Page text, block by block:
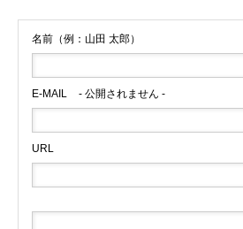
名前（例：山田 太郎）
E-MAIL - 公開されません -
URL